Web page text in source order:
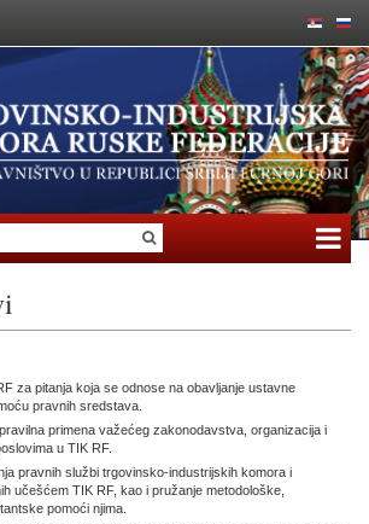
za pitanja koja se odnose na obavljanje ustavne
pravnih sredstava.
primena važećeg zakonodavstva, organizacija i
u TIK RF.
pravnih službi trgovinsko-industrijskih komora i
učešćem TIK RF, kao i pružanje metodološke,
pomoći njima.